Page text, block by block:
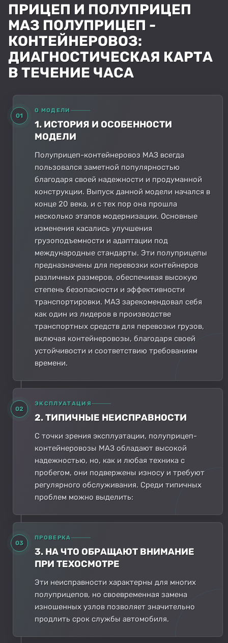
ПРИЦЕП И ПОЛУПРИЦЕП
МАЗ ПОЛУПРИЦЕП -
КОНТЕЙНЕРОВОЗ:
ДИАГНОСТИЧЕСКАЯ КАРТА
В ТЕЧЕНИЕ ЧАСА
01
О МОДЕЛИ
1. ИСТОРИЯ И ОСОБЕННОСТИ
МОДЕЛИ
Полуприцеп-контейнеровоз МАЗ всегда
пользовался заметной популярностью
благодаря своей надежности и продуманной
конструкции. Выпуск данной модели начался в
конце 20 века, и с тех пор она прошла
несколько этапов модернизации. Основные
изменения касались улучшения
грузоподъемности и адаптации под
международные стандарты. Эти полуприцепы
предназначены для перевозки контейнеров
различных размеров, обеспечивая высокую
степень безопасности и эффективности
транспортировки. МАЗ зарекомендовал себя
как один из лидеров в производстве
транспортных средств для перевозки грузов,
включая контейнеровозы, благодаря своей
устойчивости и соответствию требованиям
времени.
02
ЭКСПЛУАТАЦИЯ
2. ТИПИЧНЫЕ НЕИСПРАВНОСТИ
С точки зрения эксплуатации, полуприцеп-
контейнеровозы МАЗ обладают высокой
надежностью, но, как и любая техника с
пробегом, они подвержены износу и требуют
регулярного обслуживания. Среди типичных
проблем можно выделить:
03
ПРОВЕРКА
3. НА ЧТО ОБРАЩАЮТ ВНИМАНИЕ
ПРИ ТЕХОСМОТРЕ
Эти неисправности характерны для многих
полуприцепов, но своевременная замена
изношенных узлов позволяет значительно
продлить срок службы автомобиля.